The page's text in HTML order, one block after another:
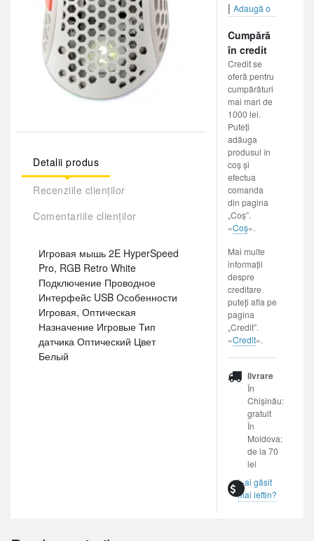
Detalii produs
Recenziile clienților
Comentariile clienților
Игровая мышь 2E HyperSpeed
Pro, RGB Retro White
Подключение Проводное
Интерфейс USB Особенности
Игровая, Оптическая
Назначение Игровые Тип
датчика Оптический Цвет
Белый
| Adaugă o
Cumpără
în credit
Credit se
oferă pentru
cumpărături
mai mari de
1000 lei.
Puteți
adăuga
produsul în
coș și
efectua
comanda
din pagina
„Coș”.
«Coș».
Mai multe
informații
despre
creditare
puteți afla pe
pagina
„Credit”.
«Credit».
livrare
În
Chișinău:
gratuit
În
Moldova:
de la 70
lei
L-ai găsit
mai ieftin?